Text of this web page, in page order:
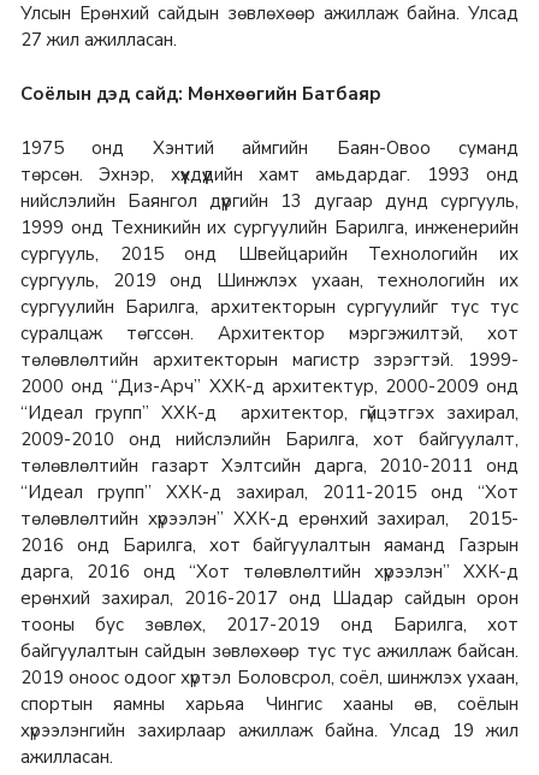
Улсын Ерөнхий сайдын зөвлөхөөр ажиллаж байна. Улсад
27 жил ажилласан.
Соёлын дэд сайд: Мөнхөөгийн Батбаяр
1975 онд Хэнтий аймгийн Баян-Овоо суманд
төрсөн.Эхнэр, хүүхдүүдийн хамт амьдардаг. 1993 онд
нийслэлийн Баянгол дүүргийн 13 дугаар дунд сургууль,
1999 онд Техникийн их сургуулийн Барилга, инженерийн
сургууль, 2015 онд Швейцарийн Технологийн их
сургууль, 2019 онд Шинжлэх ухаан, технологийн их
сургуулийн Барилга, архитекторын сургуулийг тус тус
суралцаж төгссөн. Архитектор мэргэжилтэй, хот
төлөвлөлтийн архитекторын магистр зэрэгтэй. 1999-
2000 онд “Диз-Арч” ХХК-д архитектур, 2000-2009 онд
“Идеал групп” ХХК-д архитектор, гүйцэтгэх захирал,
2009-2010 онд нийслэлийн Барилга, хот байгуулалт,
төлөвлөлтийн газарт Хэлтсийн дарга, 2010-2011 онд
“Идеал групп” ХХК-д захирал, 2011-2015 онд “Хот
төлөвлөлтийн хүрээлэн” ХХК-д ерөнхий захирал, 2015-
2016 онд Барилга, хот байгуулалтын яаманд Газрын
дарга, 2016 онд “Хот төлөвлөлтийн хүрээлэн” ХХК-д
ерөнхий захирал, 2016-2017 онд Шадар сайдын орон
тооны бус зөвлөх, 2017-2019 онд Барилга, хот
байгуулалтын сайдын зөвлөхөөр тус тус ажиллаж байсан.
2019 оноос одоог хүртэл Боловсрол, соёл, шинжлэх ухаан,
спортын яамны харьяа Чингис хааны өв, соёлын
хүрээлэнгийн захирлаар ажиллаж байна. Улсад 19 жил
ажилласан.